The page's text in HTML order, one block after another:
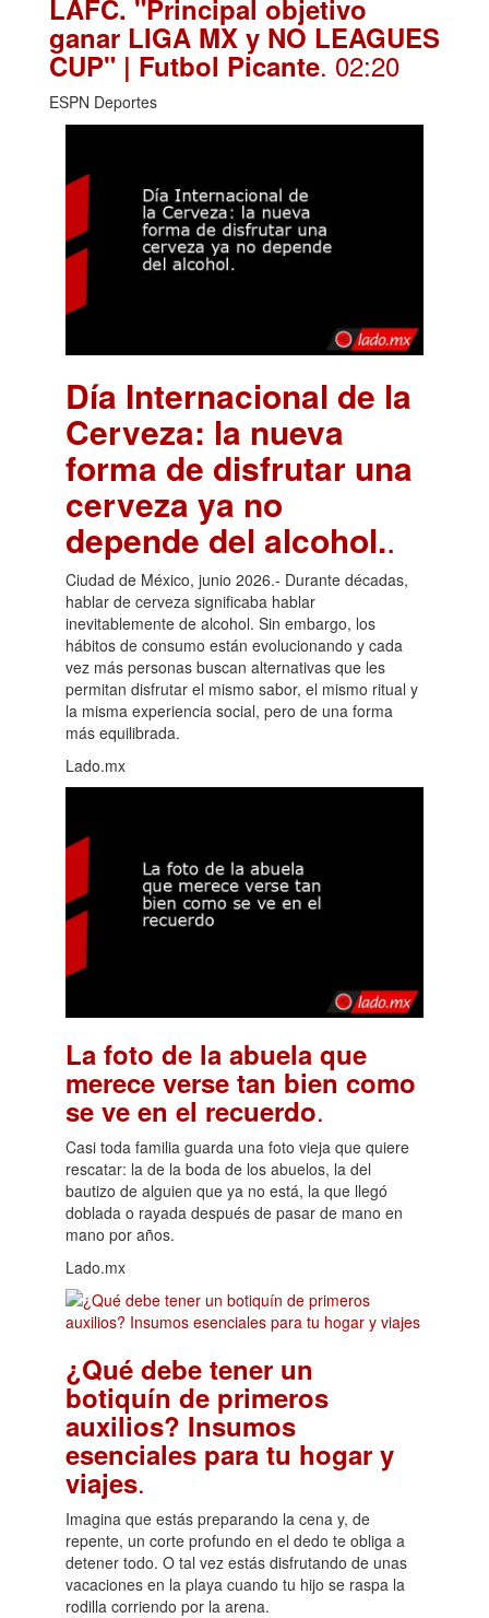
LAFC. "Principal objetivo
ganar LIGA MX y NO LEAGUES
CUP" | Futbol Picante. 02:20
ESPN Deportes
Día Internacional de la
Cerveza: la nueva
forma de disfrutar una
cerveza ya no
depende del alcohol..
Ciudad de México, junio 2026.- Durante décadas,
hablar de cerveza significaba hablar
inevitablemente de alcohol. Sin embargo, los
hábitos de consumo están evolucionando y cada
vez más personas buscan alternativas que les
permitan disfrutar el mismo sabor, el mismo ritual y
la misma experiencia social, pero de una forma
más equilibrada.
Lado.mx
La foto de la abuela que
merece verse tan bien como
se ve en el recuerdo.
Casi toda familia guarda una foto vieja que quiere
rescatar: la de la boda de los abuelos, la del
bautizo de alguien que ya no está, la que llegó
doblada o rayada después de pasar de mano en
mano por años.
Lado.mx
¿Qué debe tener un
botiquín de primeros
auxilios? Insumos
esenciales para tu hogar y
viajes.
Imagina que estás preparando la cena y, de
repente, un corte profundo en el dedo te obliga a
detener todo. O tal vez estás disfrutando de unas
vacaciones en la playa cuando tu hijo se raspa la
rodilla corriendo por la arena.